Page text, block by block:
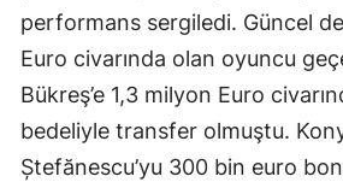
performans sergiledi. Güncel
Euro civarında olan oyuncu
Bükreş’e 1,3 milyon Euro
bedeliyle transfer olmuştu.
Ștefănescu’yu 300 bin euro